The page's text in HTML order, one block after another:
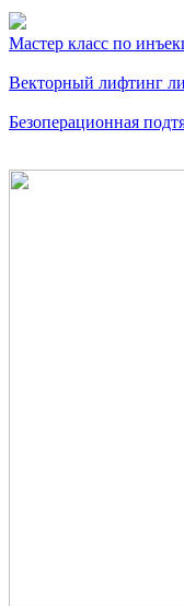
Мастер класс по
Векторный лифтинг
Безоперационная